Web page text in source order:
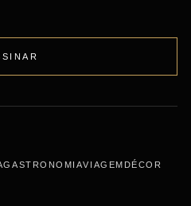
GASTRONOMIAVIAGEM DÉCOR